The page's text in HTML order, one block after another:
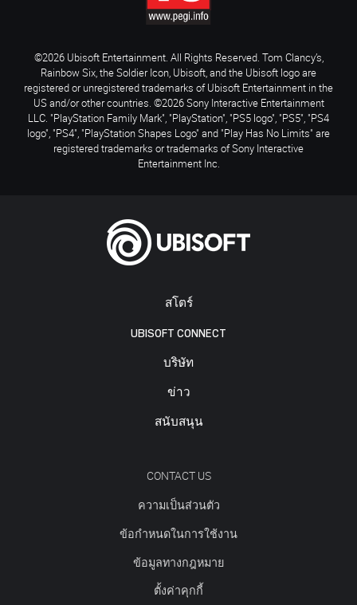
สโตร์
UBISOFT CONNECT
บริษัท
ข่าว
สนับสนุน
CONTACT US
ความเป็นส่วนตัว
ข้อกำหนดในการใช้งาน
ข้อมูลทางกฎหมาย
ตั้งค่าคุกกี้
©2026 Ubisoft Entertainment. All Rights Reserved. Tom Clancy’s,
Rainbow Six, the Soldier Icon, Ubisoft, and the Ubisoft logo are
registered or unregistered trademarks of Ubisoft Entertainment in the
US and/or other countries. ©2026 Sony Interactive Entertainment
LLC. "PlayStation Family Mark", "PlayStation", "PS5 logo", "PS5", "PS4
logo", "PS4", "PlayStation Shapes Logo" and "Play Has No Limits" are
registered trademarks or trademarks of Sony Interactive
Entertainment Inc.